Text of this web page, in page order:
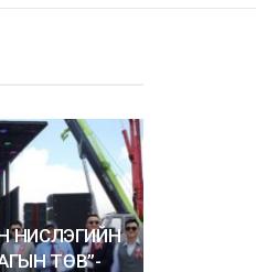
НИСЛЭГИЙН
ТӨВ”-